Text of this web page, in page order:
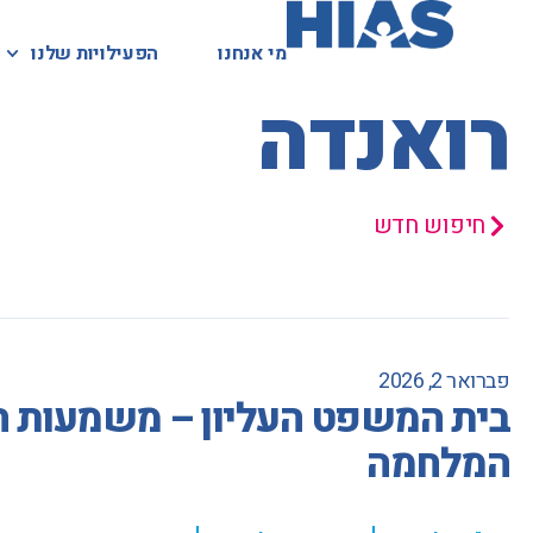
מי אנחנו הפעילויות שלנו מי אנחנו הפעילויות שלנו המאגר המשפטי
רואנדה
חיפוש חדש
פברואר 2, 2026
בית המשפט העליון – משמעות
המלחמה